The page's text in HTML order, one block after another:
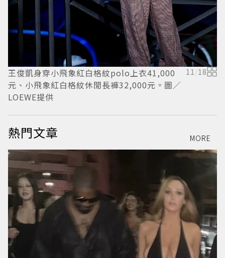
王俊凱身穿小飛象紅白格紋polo上衣41,000
元、小飛象紅白格紋休閒長褲32,000元。圖／
LOEWE提供
11/18
熱門文章 MORE